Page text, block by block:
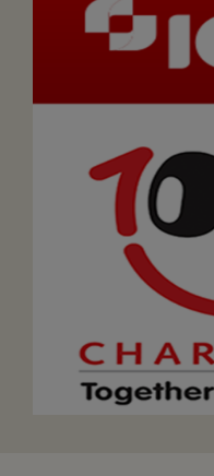
JE DEVIENS
BÉNÉVOLE